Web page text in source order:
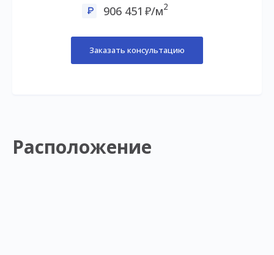
906 451 /м2
Заказать консультацию
Расположение